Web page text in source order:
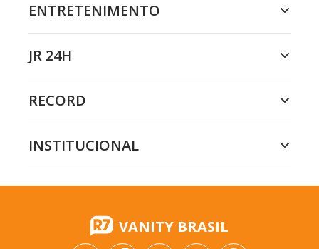
ENTRETENIMENTO
JR 24H
RECORD
INSTITUCIONAL
VANITY BRASIL